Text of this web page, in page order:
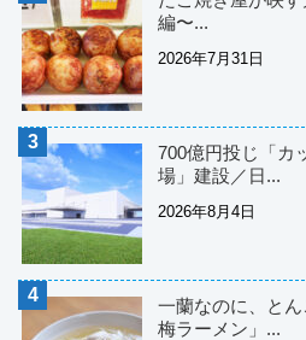
編〜...
2026年7月31日
700億円投じ「カ
場」建設／日...
2026年8月4日
一蘭なのに、と
梅ラーメン」...